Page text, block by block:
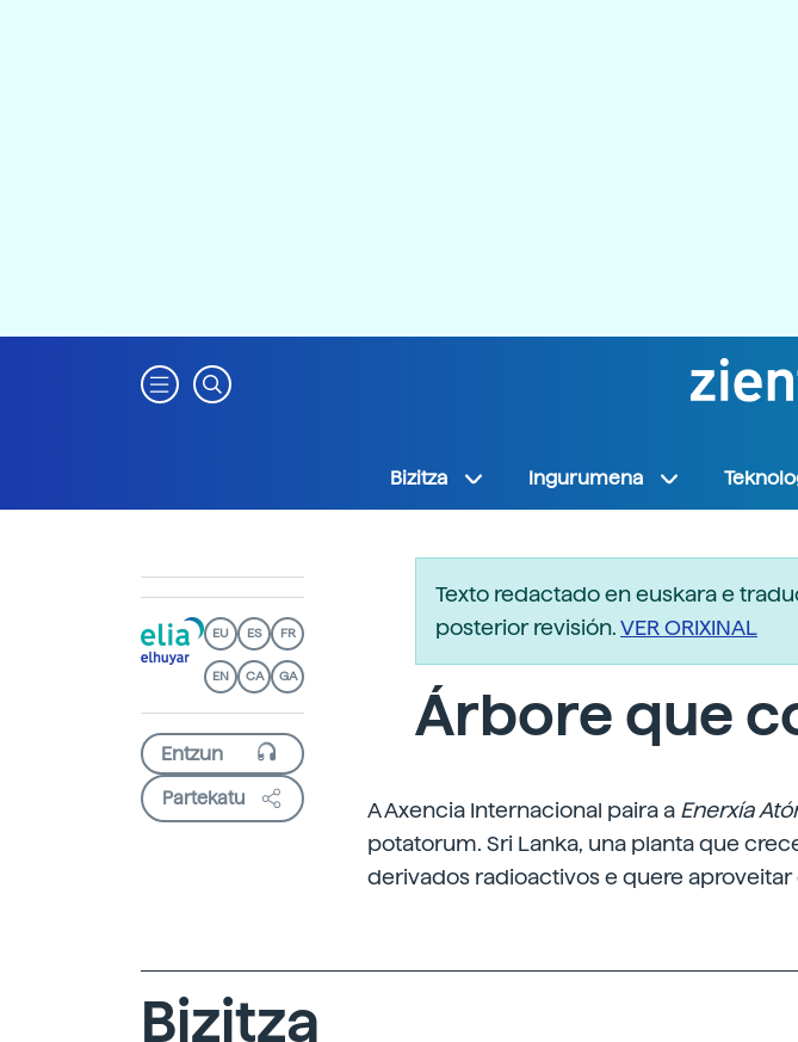
Bizitza Ingurumena
EU ES FR
EN CA GA
Partekatu
Texto redactado en euskara e
posterior revisión.VER ORIXINAL
Árbore que
A Axencia Internacional paira a Enerxía
potatorum. Sri Lanka, una planta que
derivados radioactivos e quere
Bizitza